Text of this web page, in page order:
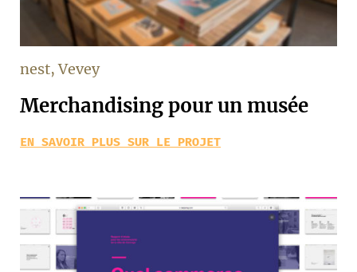
nest, Vevey
Merchandising pour un musée
EN SAVOIR PLUS SUR LE PROJET